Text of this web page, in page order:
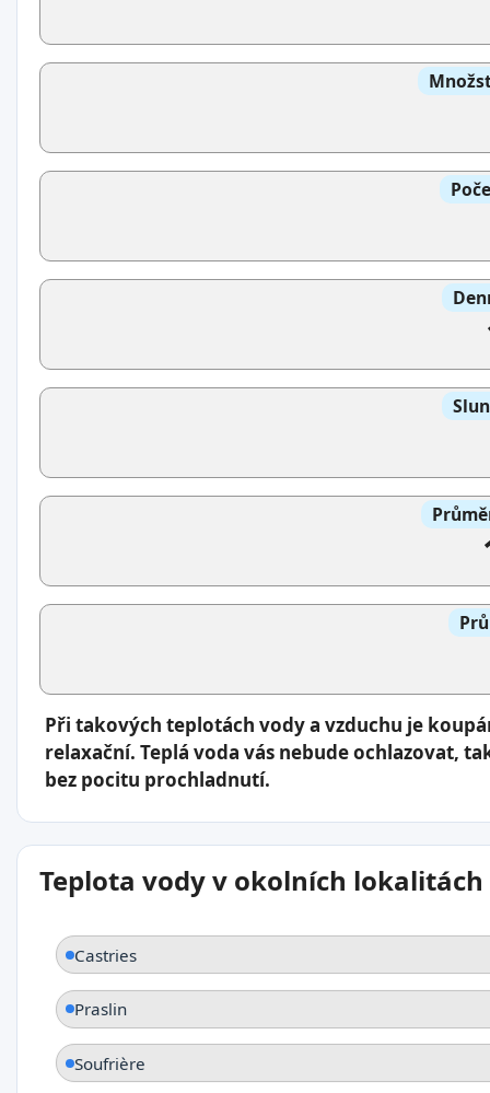
Při takových teplotách vody a vzduchu je
relaxační. Teplá voda vás nebude ochlazovat,
bez pocitu prochladnutí.
Teplota vody v okolních lokalitách
Castries
Praslin
Soufrière